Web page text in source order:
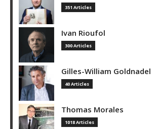
351 Articles
Ivan Rioufol
300 Articles
Gilles-William Goldnadel
40 Articles
Thomas Morales
1018 Articles